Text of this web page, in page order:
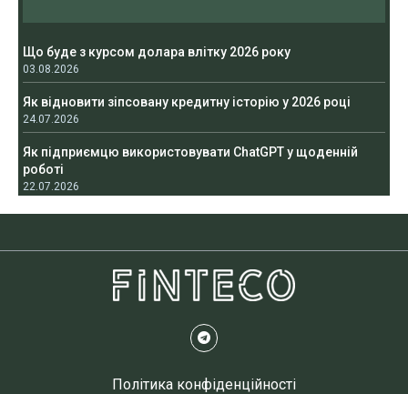
Що буде з курсом долара влітку 2026 року
03.08.2026
Як відновити зіпсовану кредитну історію у 2026 році
24.07.2026
Як підприємцю використовувати ChatGPT у щоденній
роботі
22.07.2026
Політика конфіденційності